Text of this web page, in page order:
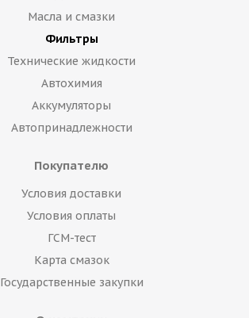
Масла и смазки
Фильтры
Технические жидкости
Автохимия
Аккумуляторы
Автопринадлежности
Покупателю
Условия доставки
Условия оплаты
ГСМ-тест
Карта смазок
Государственные закупки